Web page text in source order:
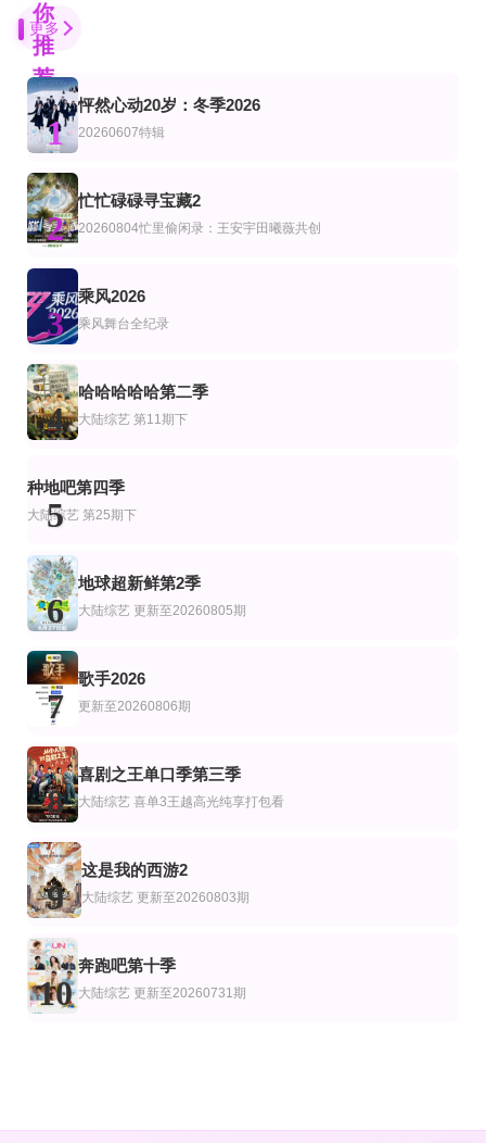
你
推
荐
第1集
相守相望暨守护哈拉湖行动
20260731第2期下
圆桌晚晴派
第20260629期
山海续梦
更新至第20260804期
户外成长计划
天赐7会员版黄霄雲
天赐的声音第7季
更新至02集
王子与乞丐2026
朴正洙,徐英浩,朴志晟,金曜汉,申东熙
惊天逆转第二季
Bronwen Morgan,胖雪人
驶向她的春天
脱口秀和Ta的朋友们第三季
暂无
已完结
我要瞓斗粤语
曾比特,陆浩明,糖妹
第20260805期黄子弘凡深夜清唱《一点一滴》
一个凑热闹的运营
第6集 王凯沐的故事
贵圈见证实录第4季
王凯沐,王格格,申浩男,刘润铭,韩雨彤,曾辉
密室大逃脱8大神版
大张伟,许凯,周笔畅,彭昱畅,张真源
街头餐厅战士
李连福,金浩允,金民成,郑镐泳,宋勋,洪锡天
家有恶猫第七季
阿德里安妮·库瑞,杰克森·盖勒克西
更多
1
怦然心动20岁：冬季2026
20260607特辑
2
忙忙碌碌寻宝藏2
20260804忙里偷闲录：王安宇田曦薇共创
3
乘风2026
乘风舞台全纪录
4
哈哈哈哈哈第二季
大陆综艺 第11期下
5
种地吧第四季
大陆综艺 第25期下
6
地球超新鲜第2季
大陆综艺 更新至20260805期
7
歌手2026
更新至20260806期
8
喜剧之王单口季第三季
大陆综艺 喜单3王越高光纯享打包看
9
这是我的西游2
大陆综艺 更新至20260803期
10
奔跑吧第十季
大陆综艺 更新至20260731期